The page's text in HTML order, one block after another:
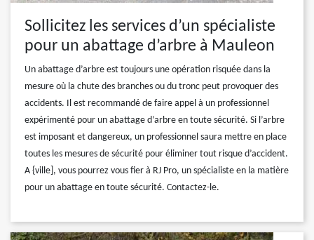
Sollicitez les services d’un spécialiste
pour un abattage d’arbre à Mauleon
Un abattage d’arbre est toujours une opération risquée dans la
mesure où la chute des branches ou du tronc peut provoquer des
accidents. Il est recommandé de faire appel à un professionnel
expérimenté pour un abattage d’arbre en toute sécurité. Si l’arbre
est imposant et dangereux, un professionnel saura mettre en place
toutes les mesures de sécurité pour éliminer tout risque d’accident.
A {ville], vous pourrez vous fier à RJ Pro, un spécialiste en la matière
pour un abattage en toute sécurité. Contactez-le.